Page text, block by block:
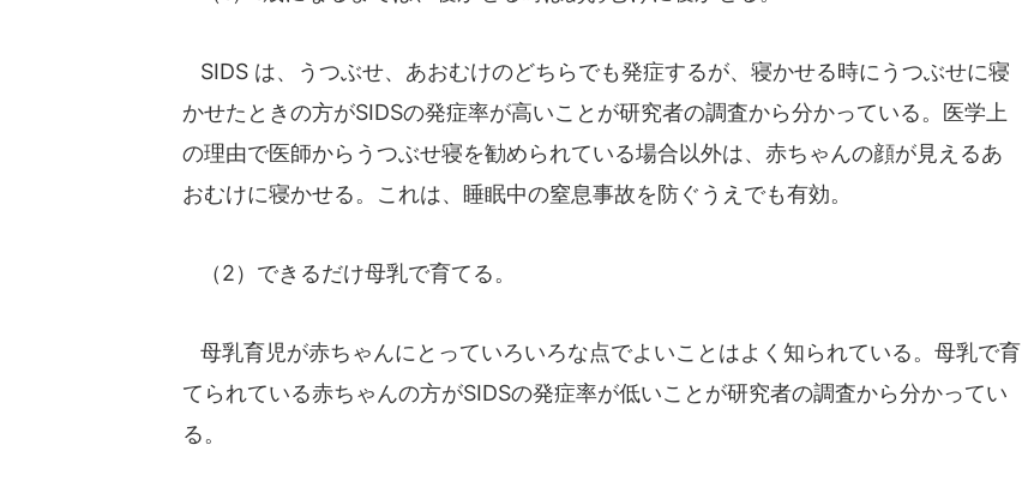
SIDS は、うつぶせ、あおむけのどちらでも発症するが、寝かせる時にうつぶせに寝
かせたときの方がSIDSの発症率が高いことが研究者の調査から分かっている。医学上
の理由で医師からうつぶせ寝を勧められている場合以外は、赤ちゃんの顔が見えるあ
おむけに寝かせる。これは、睡眠中の窒息事故を防ぐうえでも有効。
（2）できるだけ母乳で育てる。
母乳育児が赤ちゃんにとっていろいろな点でよいことはよく知られている。母乳で育
てられている赤ちゃんの方がSIDSの発症率が低いことが研究者の調査から分かってい
る。